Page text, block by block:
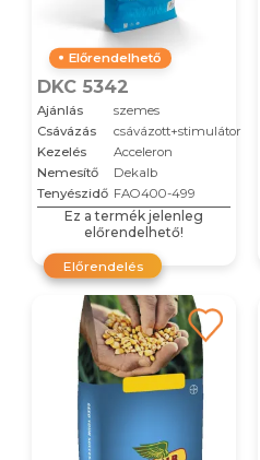
Előrendelhető
DKC 5342
Ajánlás
szemes
Csávázás
csávázott+stimulátor
Kezelés
Acceleron
Nemesítő
Dekalb
Tenyészidő FAO400-499
Ez a termék jelenleg
előrendelhető!
Előrendelés